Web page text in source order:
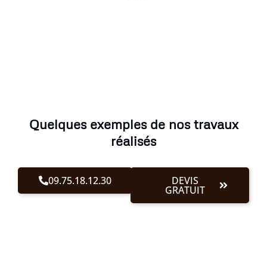
Quelques exemples de nos travaux
réalisés
09.75.18.12.30 DEVIS
GRATUIT